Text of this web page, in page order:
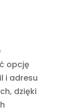
opcję
i adresu
dzięki